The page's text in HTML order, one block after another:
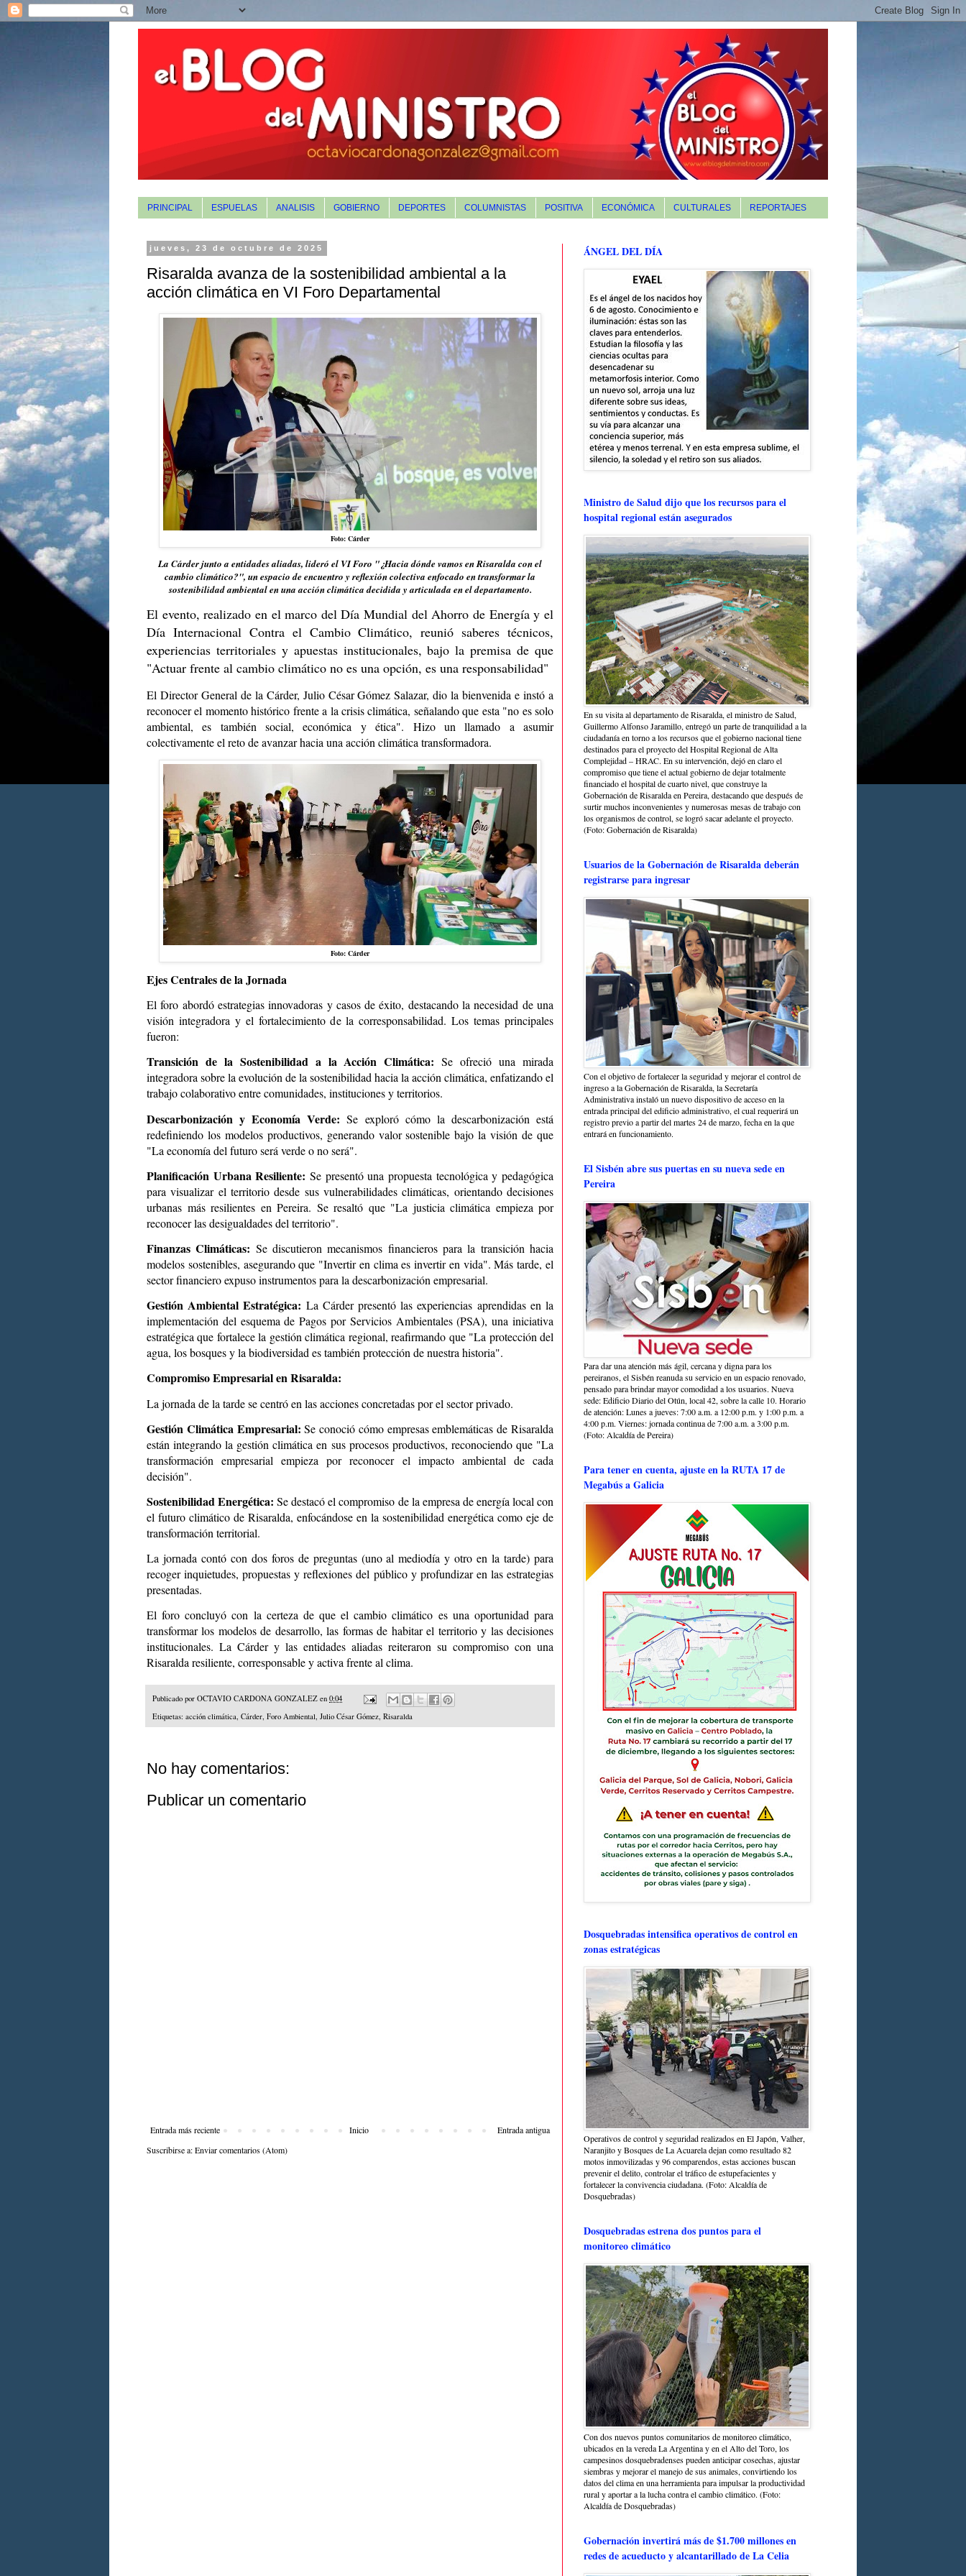
PRINCIPAL ESPUELAS ANALISIS GOBIERNO DEPORTES COLUMNISTAS POSITIVA ECONÓMICA CULTURALES REPORTAJES
jueves, 23 de octubre de 2025
Risaralda avanza de la sostenibilidad ambiental a la
acción climática en VI Foro Departamental
Foto: Cárder
La Cárder junto a entidades aliadas, lideró el VI Foro "¿Hacia dónde vamos en Risaralda con el
cambio climático?", un espacio de encuentro y reflexión colectiva enfocado en transformar la
sostenibilidad ambiental en una acción climática decidida y articulada en el departamento.
El evento, realizado en el marco del Día Mundial del Ahorro de Energía y el
Día Internacional Contra el Cambio Climático, reunió saberes técnicos,
experiencias territoriales y apuestas institucionales, bajo la premisa de que
"Actuar frente al cambio climático no es una opción, es una responsabilidad"
El Director General de la Cárder, Julio César Gómez Salazar, dio la bienvenida e instó a
reconocer el momento histórico frente a la crisis climática, señalando que esta "no es solo
ambiental, es también social, económica y ética". Hizo un llamado a asumir
colectivamente el reto de avanzar hacia una acción climática transformadora.
Foto: Cárder
Ejes Centrales de la Jornada
El foro abordó estrategias innovadoras y casos de éxito, destacando la necesidad de una
visión integradora y el fortalecimiento de la corresponsabilidad. Los temas principales
fueron:
Transición de la Sostenibilidad a la Acción Climática: Se ofreció una mirada
integradora sobre la evolución de la sostenibilidad hacia la acción climática, enfatizando el
trabajo colaborativo entre comunidades, instituciones y territorios.
Descarbonización y Economía Verde:Se exploró cómo la descarbonización está
redefiniendo los modelos productivos, generando valor sostenible bajo la visión de que
"La economía del futuro será verde o no será".
Planificación Urbana Resiliente: Se presentó una propuesta tecnológica y pedagógica
para visualizar el territorio desde sus vulnerabilidades climáticas, orientando decisiones
urbanas más resilientes en Pereira. Se resaltó que "La justicia climática empieza por
reconocer las desigualdades del territorio".
Finanzas Climáticas: Se discutieron mecanismos financieros para la transición hacia
modelos sostenibles, asegurando que "Invertir en clima es invertir en vida". Más tarde, el
sector financiero expuso instrumentos para la descarbonización empresarial.
Gestión Ambiental Estratégica: La Cárder presentó las experiencias aprendidas en la
implementación del esquema de Pagos por Servicios Ambientales (PSA), una iniciativa
estratégica que fortalece la gestión climática regional, reafirmando que "La protección del
agua, los bosques y la biodiversidad es también protección de nuestra historia".
Compromiso Empresarial en Risaralda:
La jornada de la tarde se centró en las acciones concretadas por el sector privado.
Gestión Climática Empresarial:Se conoció cómo empresas emblemáticas de Risaralda
están integrando la gestión climática en sus procesos productivos, reconociendo que "La
transformación empresarial empieza por reconocer el impacto ambiental de cada
decisión".
Sostenibilidad Energética: Se destacó el compromiso de la empresa de energía local con
el futuro climático de Risaralda, enfocándose en la sostenibilidad energética como eje de
transformación territorial.
La jornada contó con dos foros de preguntas (uno al mediodía y otro en la tarde) para
recoger inquietudes, propuestas y reflexiones del público y profundizar en las estrategias
presentadas.
El foro concluyó con la certeza de que el cambio climático es una oportunidad para
transformar los modelos de desarrollo, las formas de habitar el territorio y las decisiones
institucionales. La Cárder y las entidades aliadas reiteraron su compromiso con una
Risaralda resiliente, corresponsable y activa frente al clima.
Publicado por OCTAVIO CARDONA GONZALEZ en 0:04
Etiquetas: acción climática Cárder Foro Ambiental Julio César Gómez Risaralda
No hay comentarios:
Publicar un comentario
Entrada más reciente Entrada antigua
Inicio
Suscribirse a:Enviar comentarios (Atom)
ÁNGEL DEL DÍA
Ministro de Salud dijo que los recursos para el
hospital regional están asegurados
En su visita al departamento de Risaralda, el ministro de Salud,
Guillermo Alfonso Jaramillo, entregó un parte de tranquilidad a la
ciudadanía en torno a los recursos que el gobierno nacional tiene
destinados para el proyecto del Hospital Regional de Alta
Complejidad – HRAC. En su intervención, dejó en claro el
compromiso que tiene el actual gobierno de dejar totalmente
financiado el hospital de cuarto nivel, que construye la
Gobernación de Risaralda en Pereira, destacando que después de
surtir muchos inconvenientes y numerosas mesas de trabajo con
los organismos de control, se logró sacar adelante el proyecto.
(Foto: Gobernación de Risaralda)
Usuarios de la Gobernación de Risaralda deberán
registrarse para ingresar
Con el objetivo de fortalecer la seguridad y mejorar el control de
ingreso a la Gobernación de Risaralda, la Secretaría
Administrativa instaló un nuevo dispositivo de acceso en la
entrada principal del edificio administrativo, el cual requerirá un
registro previo a partir del martes 24 de marzo, fecha en la que
entrará en funcionamiento.
El Sisbén abre sus puertas en su nueva sede en
Pereira
Para dar una atención más ágil, cercana y digna para los
pereiranos, el Sisbén reanuda su servicio en un espacio renovado,
pensado para brindar mayor comodidad a los usuarios. Nueva
sede: Edificio Diario del Otún, local 42, sobre la calle 10. Horario
de atención: Lunes a jueves: 7:00 a.m. a 12:00 p.m. y 1:00 p.m. a
4:00 p.m. Viernes: jornada continua de 7:00 a.m. a 3:00 p.m.
(Foto: Alcaldía de Pereira)
Para tener en cuenta, ajuste en la RUTA 17 de
Megabús a Galicia
Dosquebradas intensifica operativos de control en
zonas estratégicas
Operativos de control y seguridad realizados en El Japón, Valher,
Naranjito y Bosques de La Acuarela dejan como resultado 82
motos inmovilizadas y 96 comparendos, estas acciones buscan
prevenir el delito, controlar el tráfico de estupefacientes y
fortalecer la convivencia ciudadana. (Foto: Alcaldía de
Dosquebradas)
Dosquebradas estrena dos puntos para el
monitoreo climático
Con dos nuevos puntos comunitarios de monitoreo climático,
ubicados en la vereda La Argentina y en el Alto del Toro, los
campesinos dosquebradenses pueden anticipar cosechas, ajustar
siembras y mejorar el manejo de sus animales, convirtiendo los
datos del clima en una herramienta para impulsar la productividad
rural y aportar a la lucha contra el cambio climático. (Foto:
Alcaldía de Dosquebradas)
Gobernación invertirá más de $1.700 millones en
redes de acueducto y alcantarillado de La Celia